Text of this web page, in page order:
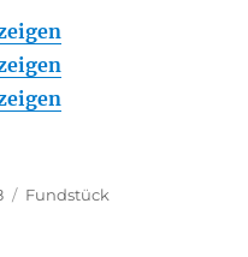
Categories
Fundstück